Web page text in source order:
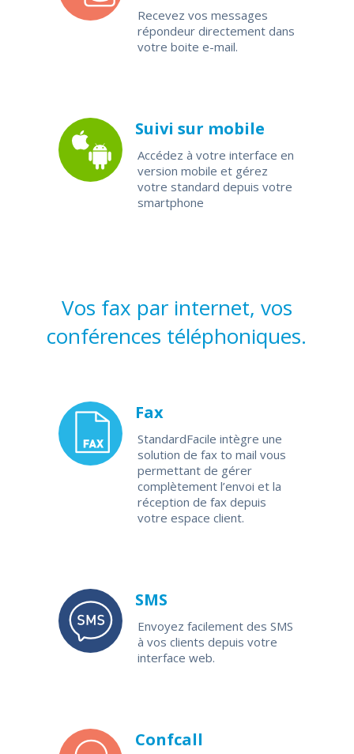
Recevez vos messages
répondeur directement dans
votre boite e-mail.
Suivi sur mobile
Accédez à votre interface en
version mobile et gérez
votre standard depuis votre
smartphone
Vos fax par internet, vos
conférences téléphoniques.
Fax
StandardFacile intègre une
solution de fax to mail vous
permettant de gérer
complètement l’envoi et la
réception de fax depuis
votre espace client.
SMS
Envoyez facilement des SMS
à vos clients depuis votre
interface web.
Confcall